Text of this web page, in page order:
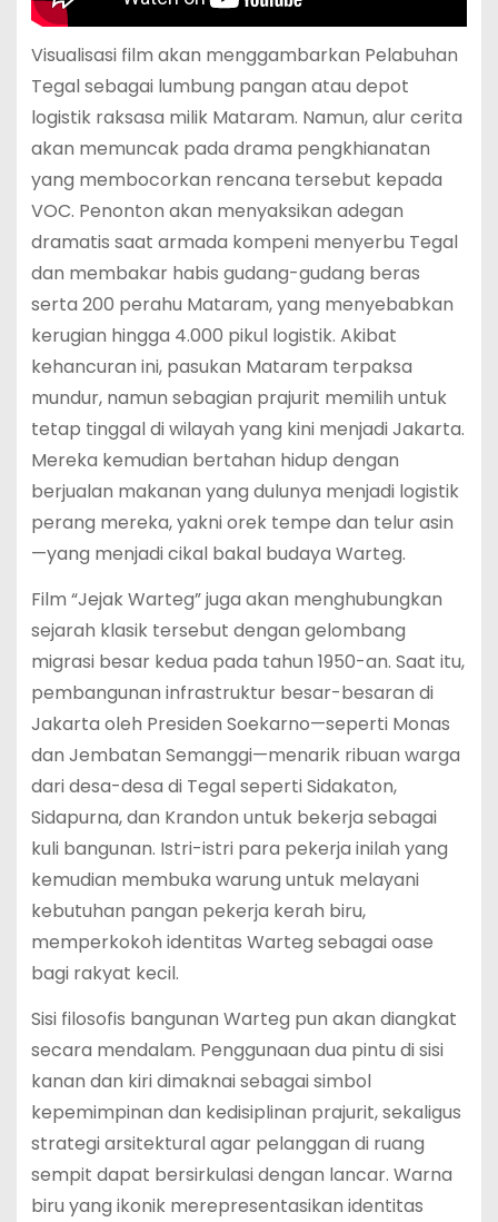
Visualisasi film akan menggambarkan Pelabuhan
Tegal sebagai lumbung pangan atau depot
logistik raksasa milik Mataram. Namun, alur cerita
akan memuncak pada drama pengkhianatan
yang membocorkan rencana tersebut kepada
VOC. Penonton akan menyaksikan adegan
dramatis saat armada kompeni menyerbu Tegal
dan membakar habis gudang-gudang beras
serta 200 perahu Mataram, yang menyebabkan
kerugian hingga 4.000 pikul logistik. Akibat
kehancuran ini, pasukan Mataram terpaksa
mundur, namun sebagian prajurit memilih untuk
tetap tinggal di wilayah yang kini menjadi Jakarta.
Mereka kemudian bertahan hidup dengan
berjualan makanan yang dulunya menjadi logistik
perang mereka, yakni orek tempe dan telur asin
—yang menjadi cikal bakal budaya Warteg.
Film “Jejak Warteg” juga akan menghubungkan
sejarah klasik tersebut dengan gelombang
migrasi besar kedua pada tahun 1950-an. Saat itu,
pembangunan infrastruktur besar-besaran di
Jakarta oleh Presiden Soekarno—seperti Monas
dan Jembatan Semanggi—menarik ribuan warga
dari desa-desa di Tegal seperti Sidakaton,
Sidapurna, dan Krandon untuk bekerja sebagai
kuli bangunan. Istri-istri para pekerja inilah yang
kemudian membuka warung untuk melayani
kebutuhan pangan pekerja kerah biru,
memperkokoh identitas Warteg sebagai oase
bagi rakyat kecil.
Sisi filosofis bangunan Warteg pun akan diangkat
secara mendalam. Penggunaan dua pintu di sisi
kanan dan kiri dimaknai sebagai simbol
kepemimpinan dan kedisiplinan prajurit, sekaligus
strategi arsitektural agar pelanggan di ruang
sempit dapat bersirkulasi dengan lancar. Warna
biru yang ikonik merepresentasikan identitas